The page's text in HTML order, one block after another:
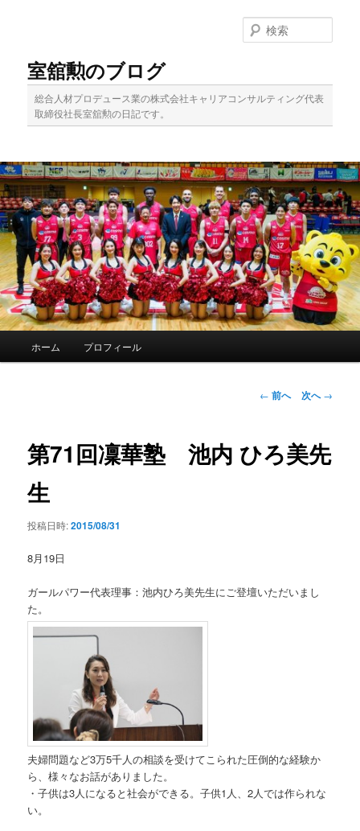
移
動
室舘勲のブログ
総合人材プロデュース業の株式会社キャリアコンサルティング代表
取締役社長室舘勲の日記です。
索
ホーム プロフィール
投
ビ
ゲ
← 前へ 次へ→
第71回凜華塾 池内 ひろ美先
生
投稿日時:2015/08/31
8月19日
ガールパワー代表理事：池内ひろ美先生にご登壇いただいまし
た。
夫婦問題など3万5千人の相談を受けてこられた圧倒的な経験か
ら、様々なお話がありました。
・子供は3人になると社会ができる。子供1人、2人では作られな
い。